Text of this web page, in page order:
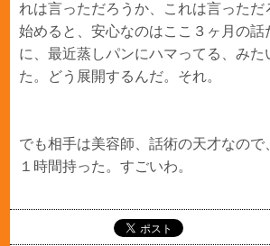
れは言っただろうか、これは言っただ
始めると、安心なのはここ３ヶ月の話
に、最近蒸しパンにハマってる、みた
た。どう展開するんだ。それ。
でも相手は美容師、話術の天才なので
１時間持った。すごいわ。